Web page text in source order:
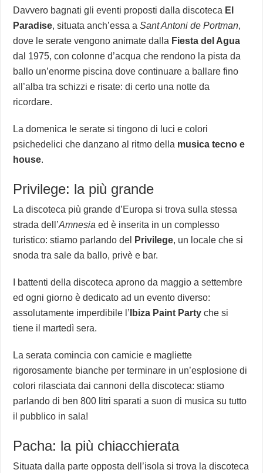
Davvero bagnati gli eventi proposti dalla discoteca El
Paradise, situata anch’essa aSant Antoni de Portman,
dove le serate vengono animate dalla Fiesta del Agua
dal 1975, con colonne d’acqua che rendono la pista da
ballo un’enorme piscina dove continuare a ballare fino
all’alba tra schizzi e risate: di certo una notte da
ricordare.
La domenica le serate si tingono di luci e colori
psichedelici che danzano al ritmo della musica tecno e
house.
Privilege: la più grande
La discoteca più grande d’Europa si trova sulla stessa
strada dell’Amnesia ed è inserita in un complesso
turistico: stiamo parlando del
Privilege, un locale che si
snoda tra sale da ballo, privè e bar.
I battenti della discoteca aprono da maggio a settembre
ed ogni giorno è dedicato ad un evento diverso:
assolutamente imperdibile l’ Ibiza Paint Party che si
tiene il martedì sera.
La serata comincia con camicie e magliette
rigorosamente bianche per terminare in un’esplosione di
colori rilasciata dai cannoni della discoteca: stiamo
parlando di ben 800 litri sparati a suon di musica su tutto
il pubblico in sala!
Pacha: la più chiacchierata
Situata dalla parte opposta dell’isola si trova la discoteca